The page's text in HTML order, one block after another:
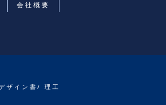
会社概要
イン書/ 理工